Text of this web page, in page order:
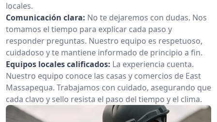
locales.
Comunicación clara: No te dejaremos con dudas. Nos
tomamos el tiempo para explicar cada paso y
responder preguntas. Nuestro equipo es respetuoso,
cuidadoso y te mantiene informado de principio a fin.
Equipos locales calificados: La experiencia cuenta.
Nuestro equipo conoce las casas y comercios de East
Massapequa. Trabajamos con cuidado, asegurando que
cada clavo y sello resista el paso del tiempo y el clima.